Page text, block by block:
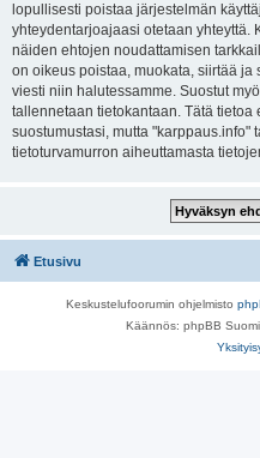
lopullisesti poistaa järjestelmän
yhteydentarjoajaasi otetaan yhteyttä.
näiden ehtojen noudattamisen
on oikeus poistaa, muokata, siirtää
viesti niin halutessamme. Suostut
tallennetaan tietokantaan. Tätä
suostumustasi, mutta "karppaus.info"
tietoturvamurron aiheuttamasta
Etusivu
Keskustelufoorumin ohjelmisto
Käännös: phpBB